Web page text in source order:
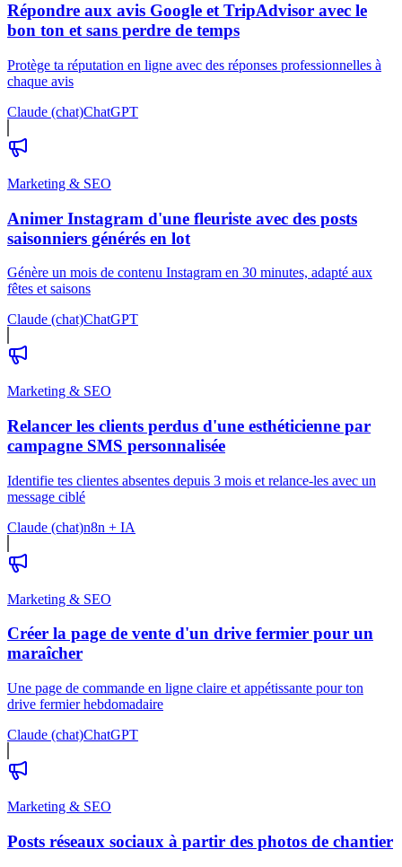
Répondre aux avis Google et TripAdvisor avec le
bon ton et sans perdre de temps
Protège ta réputation en ligne avec des réponses professionnelles à
chaque avis
Claude (chat)ChatGPT
Marketing & SEO
Animer Instagram d'une fleuriste avec des posts
saisonniers générés en lot
Génère un mois de contenu Instagram en 30 minutes, adapté aux
fêtes et saisons
Claude (chat)ChatGPT
Marketing & SEO
Relancer les clients perdus d'une esthéticienne par
campagne SMS personnalisée
Identifie tes clientes absentes depuis 3 mois et relance-les avec un
message ciblé
Claude (chat)n8n + IA
Marketing & SEO
Créer la page de vente d'un drive fermier pour un
maraîcher
Une page de commande en ligne claire et appétissante pour ton
drive fermier hebdomadaire
Claude (chat)ChatGPT
Marketing & SEO
Posts réseaux sociaux à partir des photos de chantier